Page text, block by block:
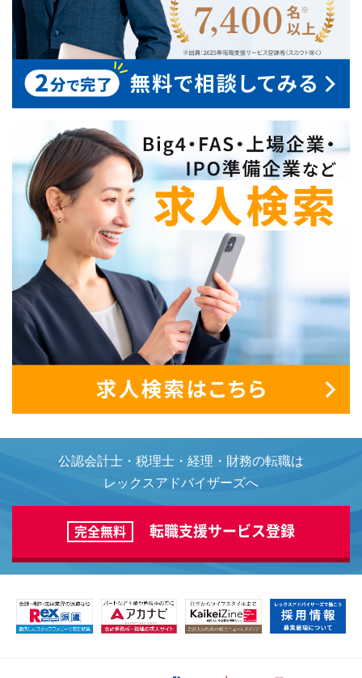
公認会計士・税理士・経理・財務の転職は
レックスアドバイザーズへ
完全無料 転職支援サービス登録